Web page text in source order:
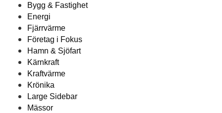
Bygg & Fastighet
Energi
Fjärrvärme
Företag i Fokus
Hamn & Sjöfart
Kärnkraft
Kraftvärme
Krönika
Large Sidebar
Mässor